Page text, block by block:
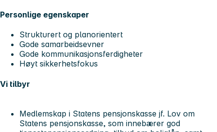
Personlige egenskaper
Strukturert og planorientert
Gode samarbeidsevner
Gode kommunikasjonsferdigheter
Høyt sikkerhetsfokus
Vi tilbyr
Medlemskap i Statens pensjonskasse jf. Lov om
Statens pensjonskasse, som innebærer god